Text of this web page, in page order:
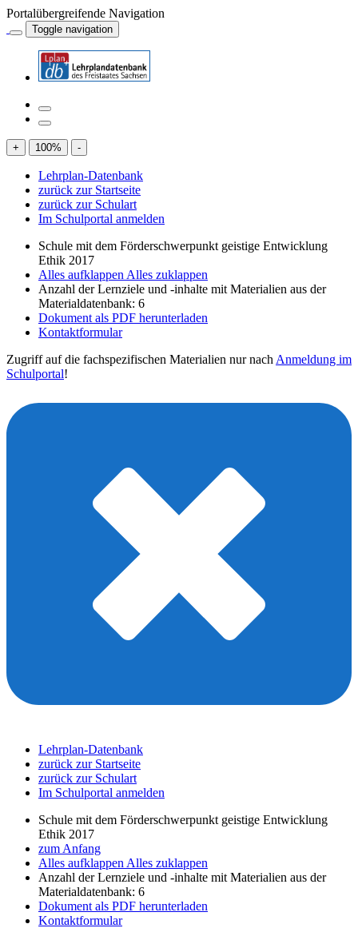
Portalübergreifende Navigation
Toggle navigation
+ 100% -
Lehrplan-Datenbank
zurück zur Startseite
zurück zur Schulart
Im Schulportal anmelden
Schule mit dem Förderschwerpunkt geistige Entwicklung
Ethik 2017
Alles aufklappen Alles zuklappen
Anzahl der Lernziele und -inhalte mit Materialien aus der
Materialdatenbank: 6
Dokument als PDF herunterladen
Kontaktformular
Zugriff auf die fachspezifischen Materialien nur nach Anmeldung im
Schulportal!
Lehrplan-Datenbank
zurück zur Startseite
zurück zur Schulart
Im Schulportal anmelden
Schule mit dem Förderschwerpunkt geistige Entwicklung
Ethik 2017
zum Anfang
Alles aufklappen Alles zuklappen
Anzahl der Lernziele und -inhalte mit Materialien aus der
Materialdatenbank: 6
Dokument als PDF herunterladen
Kontaktformular